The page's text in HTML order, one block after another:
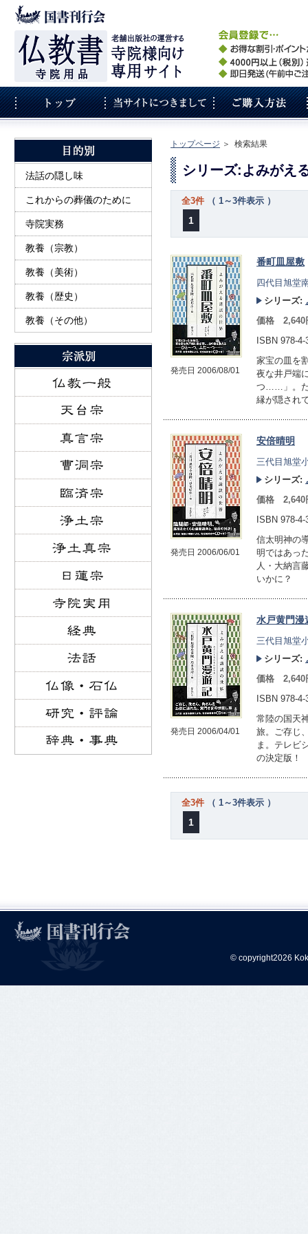
トップページ ＞ 検索結果
シリーズ:よみがえ
全3件 （ 1～3件表示 ）
1
発売日 2006/08/01
番町皿屋敷
四代目旭堂
シリーズ:
価格 2,640
ISBN 978-
家宝の皿を
夜な井戸端
つ……」。だ
縁が隠され
発売日 2006/06/01
安倍晴明
三代目旭堂
シリーズ:
価格 2,640
ISBN 978-
信太明神の
明ではあっ
人・大納言
いかに？
発売日 2006/04/01
水戸黄門漫
三代目旭堂
シリーズ:
価格 2,640
ISBN 978-
常陸の国天
旅。ご存じ
ま。テレビ
の決定版！
全3件 （ 1～3件表示 ）
1
法話の隠し味
これからの葬儀のために
寺院実務
教養（宗教）
教養（美術）
教養（歴史）
教養（その他）
© copyright2026